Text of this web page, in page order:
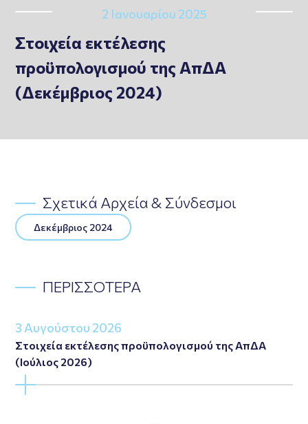
2 Ιανουαρίου 2025
Στοιχεία εκτέλεσης
προϋπολογισμού της ΑπΔΑ
(Δεκέμβριος 2024)
Σχετικά Αρχεία & Σύνδεσμοι
Δεκέμβριος 2024
ΠΕΡΙΣΣΟΤΕΡΑ
3 Αυγούστου 2026
Στοιχεία εκτέλεσης προϋπολογισμού της ΑπΔΑ
(Ιούλιος 2026)